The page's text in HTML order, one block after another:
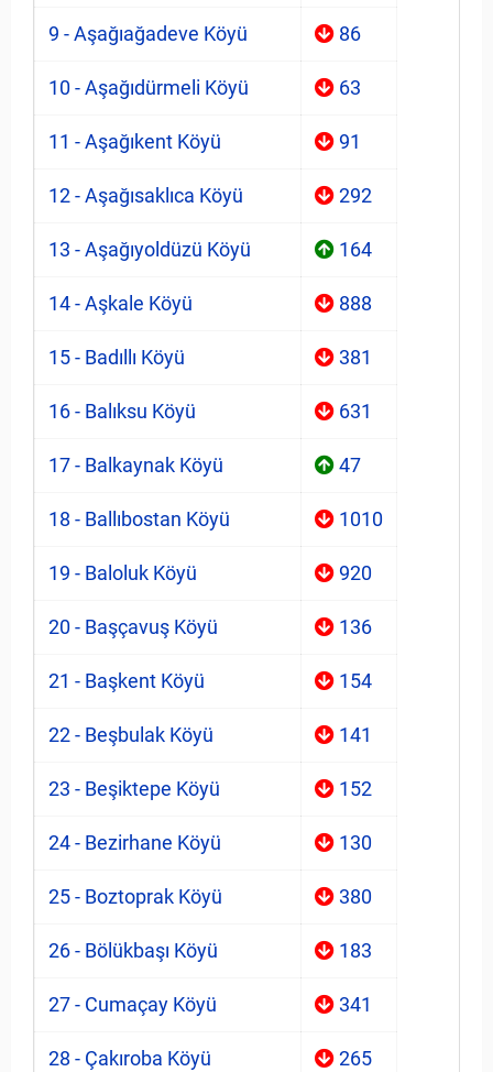
9 - Aşağıağadeve Köyü 86
10 - Aşağıdürmeli Köyü 63
11 - Aşağıkent Köyü 91
12 - Aşağısaklıca Köyü 292
13 - Aşağıyoldüzü Köyü 164
14 - Aşkale Köyü 888
15 - Badıllı Köyü 381
16 - Balıksu Köyü 631
17 - Balkaynak Köyü 47
18 - Ballıbostan Köyü 1010
19 - Baloluk Köyü 920
20 - Başçavuş Köyü 136
21 - Başkent Köyü 154
22 - Beşbulak Köyü 141
23 - Beşiktepe Köyü 152
24 - Bezirhane Köyü 130
25 - Boztoprak Köyü 380
26 - Bölükbaşı Köyü 183
27 - Cumaçay Köyü 341
28 - Çakıroba Köyü 265